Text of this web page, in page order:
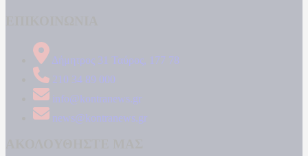
Δήμητρος 31 Ταύρος, 177 78
210 34 89 000
info@kontranews.gr
news@kontranews.gr